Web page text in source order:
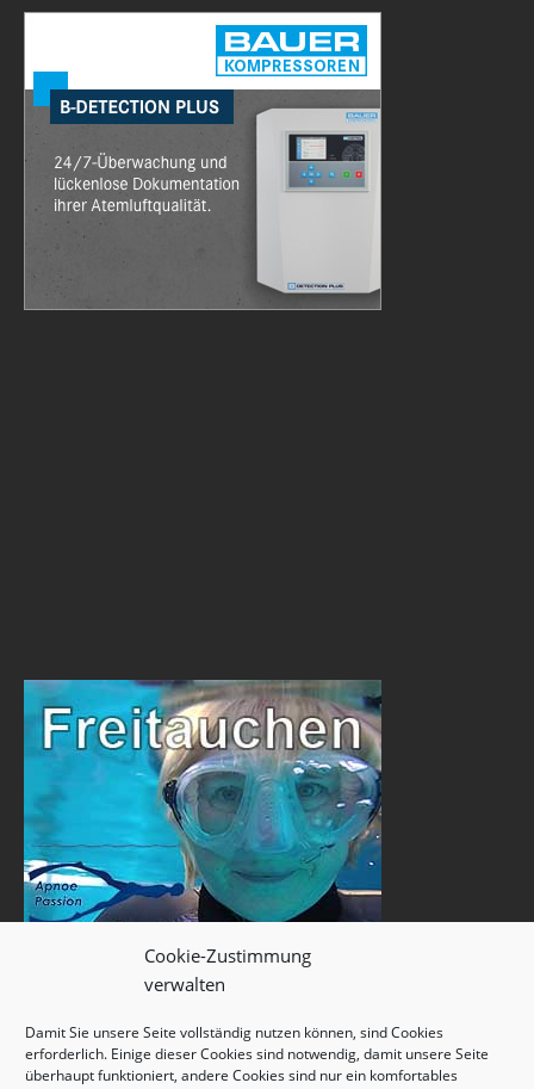
Cookie-Zustimmung
verwalten
Damit Sie unsere Seite vollständig nutzen können, sind Cookies
erforderlich. Einige dieser Cookies sind notwendig, damit unsere Seite
überhaupt funktioniert, andere Cookies sind nur ein komfortables